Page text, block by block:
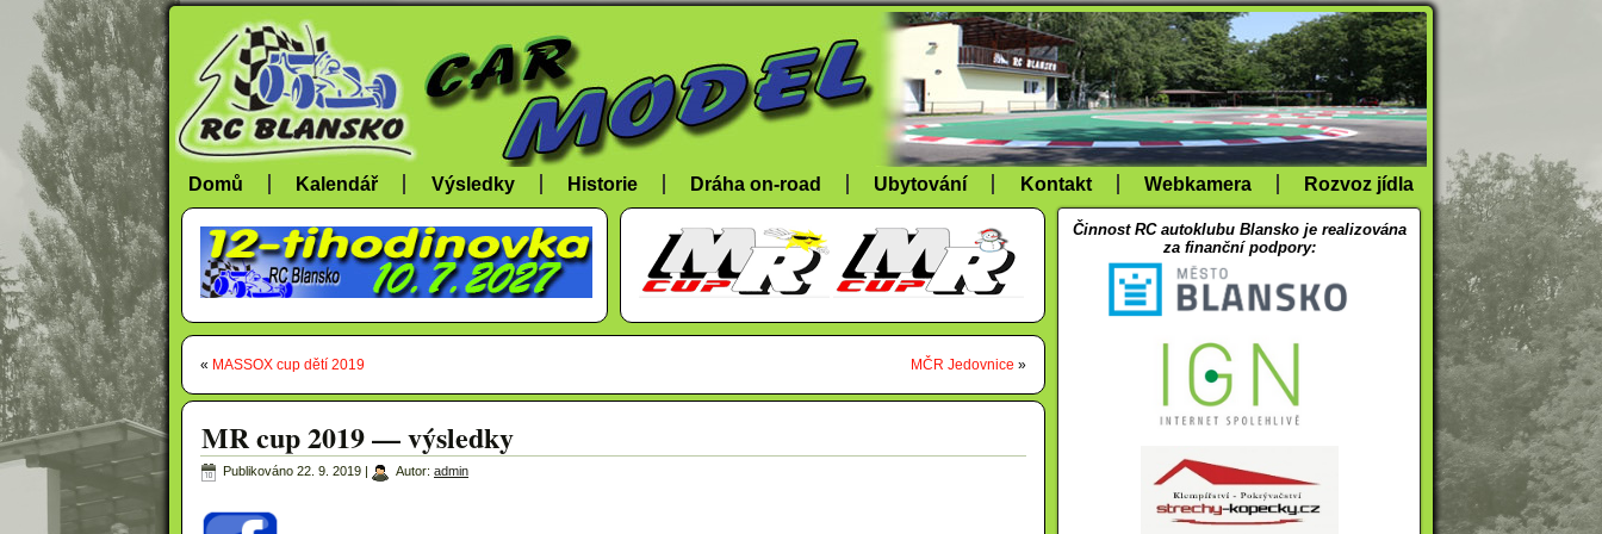
Domů Kalendář Výsledky Historie Dráha on-road Ubytování Kontakt Webkamera Rozvoz jídla
« MASSOX cup dětí 2019 MČR Jedovnice »
MR cup 2019 — výsledky
Publikováno 22. 9. 2019 Autor: admin
Činnost RC autoklubu Blansko je realizována
za finanční podpory: